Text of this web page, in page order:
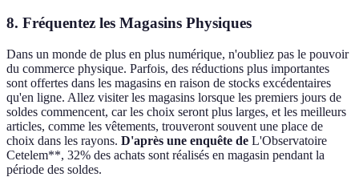
8. Fréquentez les Magasins Physiques
Dans un monde de plus en plus numérique, n'oubliez pas le pouvoir
du commerce physique. Parfois, des réductions plus importantes
sont offertes dans les magasins en raison de stocks excédentaires
qu'en ligne. Allez visiter les magasins lorsque les premiers jours de
soldes commencent, car les choix seront plus larges, et les meilleurs
articles, comme les vêtements, trouveront souvent une place de
choix dans les rayons. D'après une enquête de L'Observatoire
Cetelem**, 32% des achats sont réalisés en magasin pendant la
période des soldes.